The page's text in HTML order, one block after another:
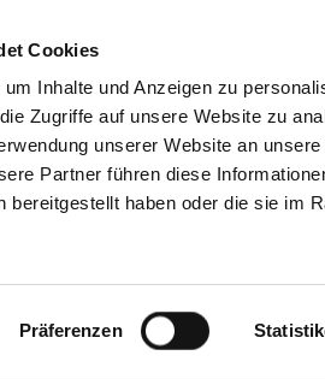
Cookies
Inhalte und Anzeigen zu
Zugriffe auf unsere Website zu
unserer Website an
Partner führen diese
bereitgestellt haben oder die sie im
Präferenzen
Cleaning